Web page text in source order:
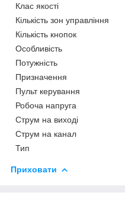
Клас якості
Кількість зон управління
Кількість кнопок
Особливість
Потужність
Призначення
Пульт керування
Робоча напруга
Струм на виході
Струм на канал
Тип
Приховати